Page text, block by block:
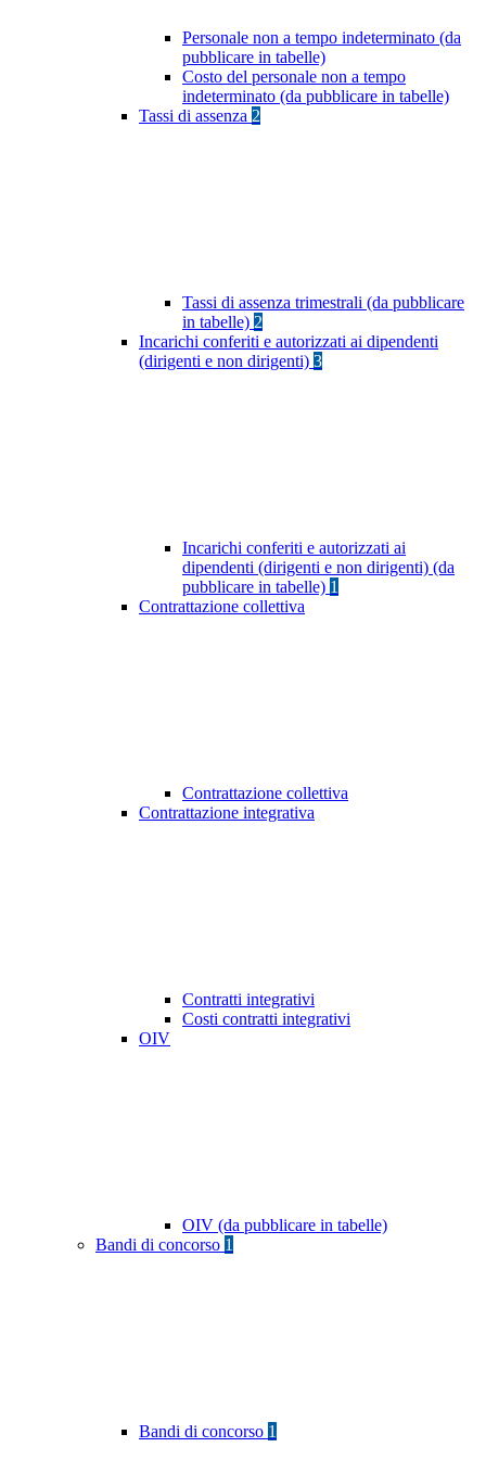
Personale non a tempo indeterminato (da
pubblicare in tabelle)
Costo del personale non a tempo
indeterminato (da pubblicare in tabelle)
Tassi di assenza 2
Tassi di assenza trimestrali (da pubblicare
in tabelle) 2
Incarichi conferiti e autorizzati ai dipendenti
(dirigenti e non dirigenti) 3
Incarichi conferiti e autorizzati ai
dipendenti (dirigenti e non dirigenti) (da
pubblicare in tabelle) 1
Contrattazione collettiva
Contrattazione collettiva
Contrattazione integrativa
Contratti integrativi
Costi contratti integrativi
OIV
OIV (da pubblicare in tabelle)
Bandi di concorso 1
Bandi di concorso 1